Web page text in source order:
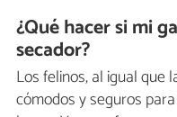
¿Qué hacer si mi
secador?
Los felinos, al igual que
cómodos y seguros